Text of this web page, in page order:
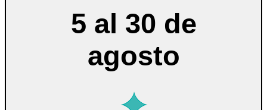
5 al 30 de
agosto